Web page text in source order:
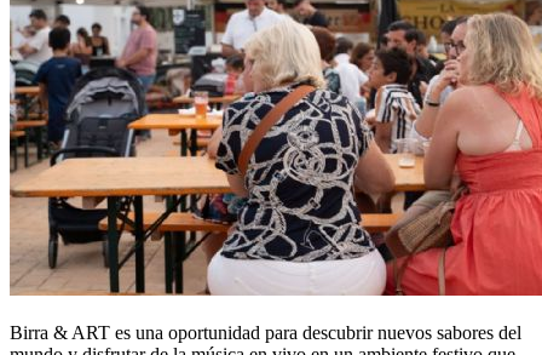
Birra & ART es una oportunidad para descubrir nuevos sabores del